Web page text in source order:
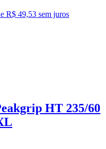
R$ 49,53 sem juros
HT 235/60